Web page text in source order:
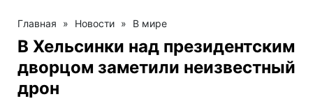
Главная » Новости » В мире
В Хельсинки над президентским
дворцом заметили неизвестный
дрон